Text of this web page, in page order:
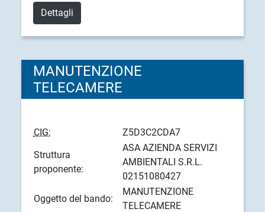
Dettagli
MANUTENZIONE
TELECAMERE
CIG:
Z5D3C2CDA7
Struttura
proponente:
ASA AZIENDA SERVIZI
AMBIENTALI S.R.L.
02151080427
Oggetto del bando:
MANUTENZIONE
TELECAMERE